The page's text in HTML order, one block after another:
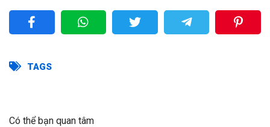
TAGS
Có thể bạn quan tâm